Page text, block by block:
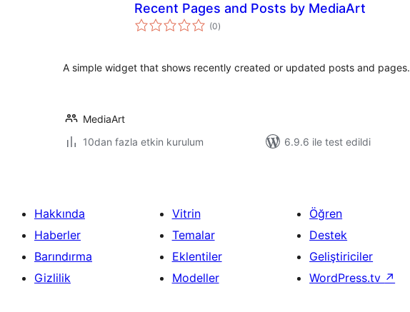
Recent Pages and Posts by MediaArt
(0toplam
puan
)
A simple widget that shows recently created or updated posts and pages.
MediaArt
10dan fazla etkin kurulum
6.9.6 ile test edildi
Hakkında
Haberler
Barındırma
Gizlilik
Vitrin
Temalar
Eklentiler
Modeller
Öğren
Destek
Geliştiriciler
WordPress.tv ↗